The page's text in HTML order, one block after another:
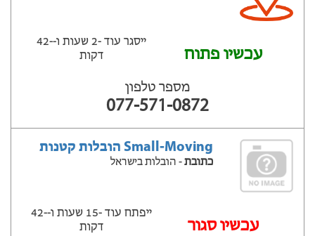
עכשיו פתוח
ייסגר עוד -2 שעות ‫ו--42
דקות
מספר טלפון
077-571-0872
Small-Moving הובלות קטנות
כתובת- הובלות בישראל
‫עכשיו סגור
ייפתח עוד -15 שעות ‫ו--42
דקות